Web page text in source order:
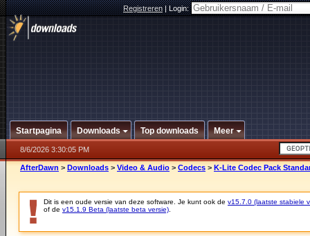
Registreren|Login:
Startpagina Downloads Top downloads Meer
8/6/2026 3:30:05 PM
AfterDawn > Downloads > Video & Audio > Codecs > K-Lite Codec Pack
Dit is een oude versie van deze software. Je kunt ook de v15.7.0 (laatste stabiele
of de v15.1.9 Beta (laatste beta versie)